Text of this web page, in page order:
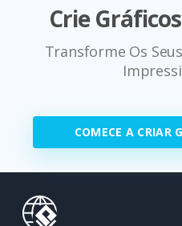
Crie
Transforme Os
COMECE A CRIAR